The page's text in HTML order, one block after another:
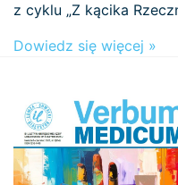
z cyklu „Z kącika
Dowiedz się więcej »